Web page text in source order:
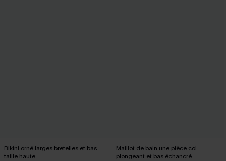
Bikini orné larges bretelles et bas
taille haute
Maillot de bain une pièce col
plongeant et bas échancré